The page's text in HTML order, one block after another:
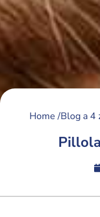
Home /Blog a 4